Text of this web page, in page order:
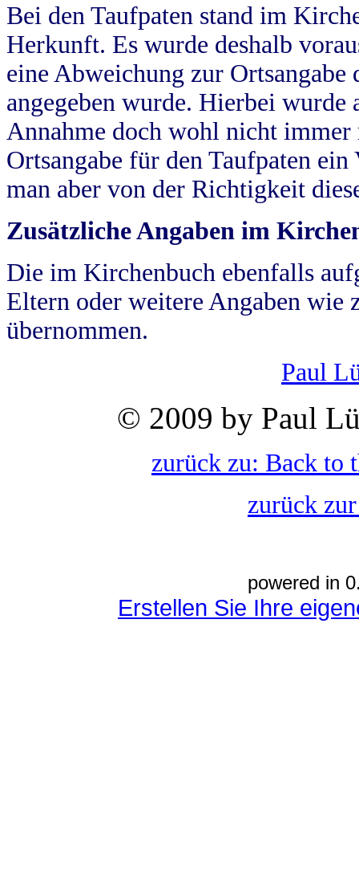
Bei den Taufpaten stand im
Herkunft. Es wurde deshalb
eine Abweichung zur
angegeben wurde. Hierbei wurde
Annahme doch wohl nicht
Ortsangabe für den Taufpaten
man aber von der Richtigkeit
Zusätzliche Angaben im
Die im Kirchenbuch ebenfalls
Eltern oder weitere Angaben wie
übernommen.
Paul
© 2009 by Paul
zurück zu: Back to
zurück
powered in
Erstellen Sie Ihre